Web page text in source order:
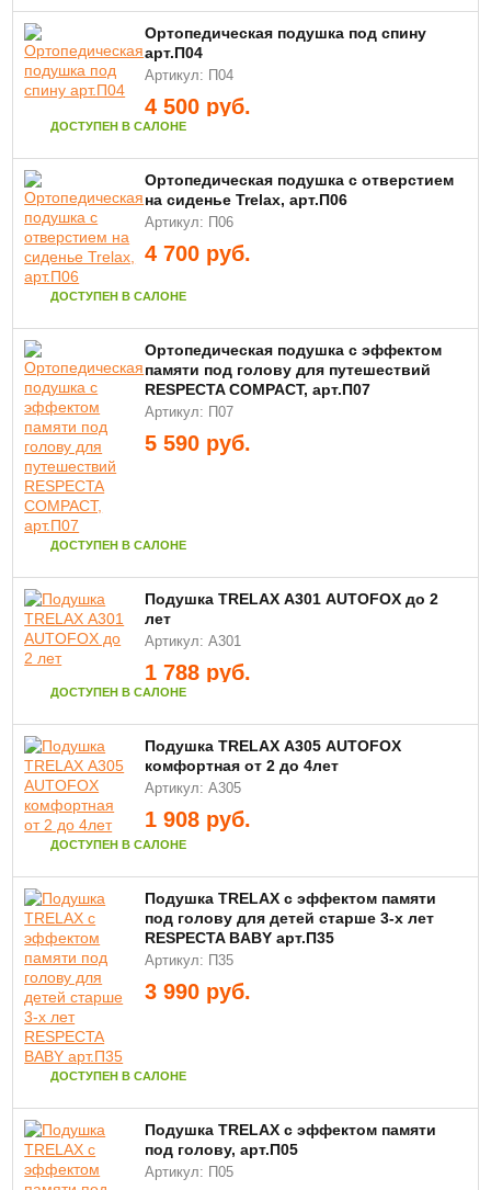
Ортопедическая подушка под спину
арт.П04
Артикул: П04
4 500 руб.
ДОСТУПЕН В САЛОНЕ
Ортопедическая подушка с отверстием
на сиденье Trelax, арт.П06
Артикул: П06
4 700 руб.
ДОСТУПЕН В САЛОНЕ
Ортопедическая подушка с эффектом
памяти под голову для путешествий
RESPECTA COMPACT, арт.П07
Артикул: П07
5 590 руб.
ДОСТУПЕН В САЛОНЕ
Подушка TRELAX А301 AUTOFOX до 2
лет
Артикул: А301
1 788 руб.
ДОСТУПЕН В САЛОНЕ
Подушка TRELAX А305 AUTOFOX
комфортная от 2 до 4лет
Артикул: А305
1 908 руб.
ДОСТУПЕН В САЛОНЕ
Подушка TRELAX с эффектом памяти
под голову для детей старше 3-х лет
RESPECTA BABY арт.П35
Артикул: П35
3 990 руб.
ДОСТУПЕН В САЛОНЕ
Подушка TRELAX с эффектом памяти
под голову, арт.П05
Артикул: П05